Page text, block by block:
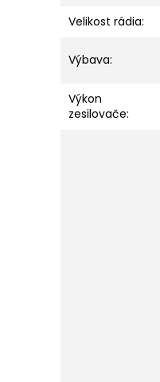
Velikost rádia:
Výbava:
Výkon
zesilovače: